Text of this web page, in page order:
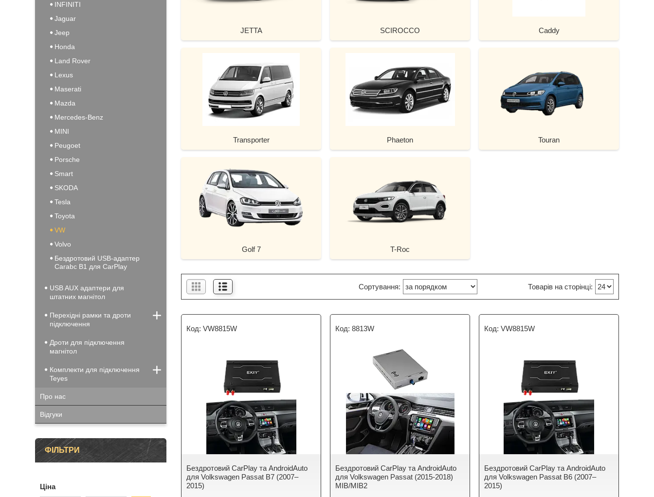
JETTA SCIROCCO Caddy
Transporter Phaeton Touran
Golf 7 T-Roc
VW8815W
Бездротовий CarPlay та AndroidAuto
для Volkswagen Passat B7 (2007–
2015)
8813W
Бездротовий CarPlay та AndroidAuto
для Volkswagen Passat (2015-2018)
MIB/MIB2
VW8815W
Бездротовий CarPlay та AndroidAuto
для Volkswagen Passat B6 (2007–
2015)
INFINITI
Jaguar
Jeep
Honda
Land Rover
Lexus
Maserati
Mazda
Mercedes-Benz
MINI
Peugoet
Porsche
Smart
SKODA
Tesla
Toyota
VW
Volvo
Бездротовий USB-адаптер
Carabc B1 для CarPlay
USB AUX адаптери для
штатних магнітол
Перехідні рамки та дроти
підключення
Дроти для підключення
магнітол
Комплекти для підключення
Teyes
Про нас
Відгуки
ФІЛЬТРИ
Ціна